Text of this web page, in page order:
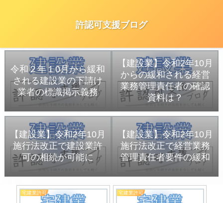
許認可支援ブログ
令和２年１0月から緩和
される建設業の下請け
業者の標識掲示義務
【建設業】令和2年10月
からの緩和される経営
業務管理責任者の確認
資料は？
【建設業】令和2年10月
施行法改正で建設業許
可の相続が可能に
【建設業】令和2年10月
施行法改正で経営業務
管理責任者要件の緩和
宅建業許可 宅建業許可